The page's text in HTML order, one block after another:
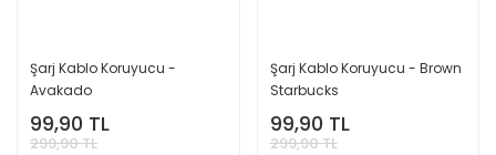
Şarj Kablo Koruyucu -
Avakado
99,90 TL
299,90 TL
Şarj Kablo Koruyucu - Brown
Starbucks
99,90 TL
299,90 TL